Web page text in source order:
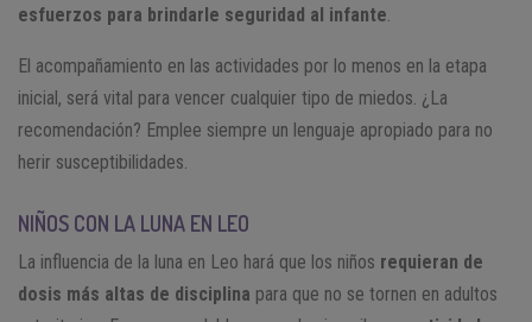
esfuerzos para brindarle seguridad al infante.
El acompañamiento en las actividades por lo menos en la etapa
inicial, será vital para vencer cualquier tipo de miedos. ¿La
recomendación? Emplee siempre un lenguaje apropiado para no
herir susceptibilidades.
NIÑOS CON LA LUNA EN LEO
La influencia de la luna en Leo hará que los niños requieran de
dosis más altas de disciplina para que no se tornen en adultos